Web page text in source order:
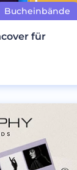
für